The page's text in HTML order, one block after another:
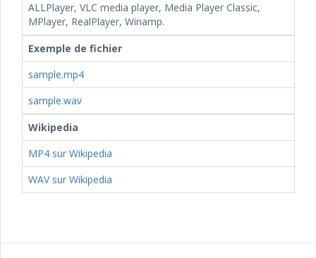
ALLPlayer, VLC media player, Media Player Classic,
MPlayer, RealPlayer, Winamp.
Exemple de fichier
sample.mp4
sample.wav
Wikipedia
MP4 sur Wikipedia
WAV sur Wikipedia